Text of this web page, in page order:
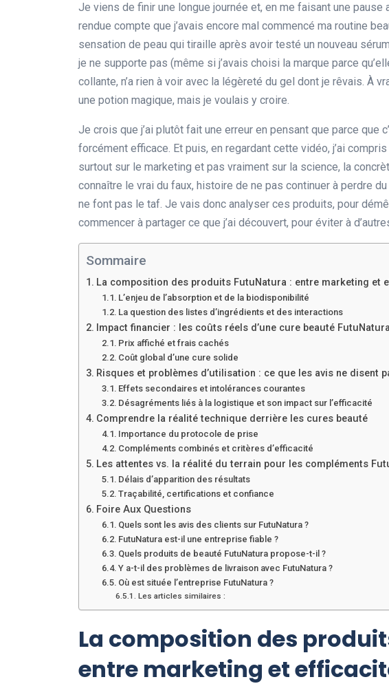
Je viens de finir une longue journée et, en me faisant une pause
rendue compte que j’avais encore mal commencé ma routine
sensation de peau qui tiraille après avoir testé un nouveau
je ne supporte pas (même si j’avais choisi la marque parce
collante, n’a rien à voir avec la légèreté du gel dont je rêvais. À
une potion magique, mais je voulais y croire.
Je crois que j’ai plutôt fait une erreur en pensant que parce que
forcément efficace. Et puis, en regardant cette vidéo, j’ai
surtout sur le marketing et pas vraiment sur la science, la
connaître le vrai du faux, histoire de ne pas continuer à perdre
ne font pas le taf. Je vais donc analyser ces produits, pour
commencer à partager ce que j’ai découvert, pour éviter à
Sommaire
La composition des produits FutuNatura : entre marketing et
L’enjeu de l’absorption et de la biodisponibilité
La question des listes d’ingrédients et des interactions
Impact financier : les coûts réels d’une cure beauté
Prix affiché et frais cachés
Coût global d’une cure solide
Risques et problèmes d’utilisation : ce que les avis ne disent
Effets secondaires et intolérances courantes
Désagréments liés à la logistique et son impact sur l’efficacité
Comprendre la réalité technique derrière les cures beauté
Importance du protocole de prise
Compléments combinés et critères d’efficacité
Les attentes vs. la réalité du terrain pour les compléments
Délais d’apparition des résultats
Traçabilité, certifications et confiance
Foire Aux Questions
Quels sont les avis des clients sur FutuNatura ?
FutuNatura est-il une entreprise fiable ?
Quels produits de beauté FutuNatura propose-t-il ?
Y a-t-il des problèmes de livraison avec FutuNatura ?
Où est située l’entreprise FutuNatura ?
Les articles similaires :
La composition des
entre marketing et